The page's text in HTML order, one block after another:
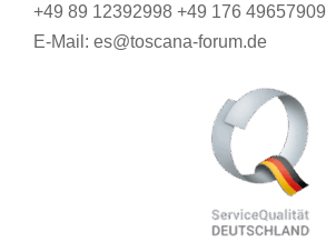
+49 89 12392998 +49 176 49657909
E-Mail: es@toscana-forum.de